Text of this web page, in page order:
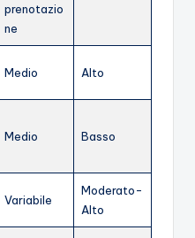
prenotazio
ne
Medio Alto
Medio Basso
Variabile
Moderato-
Alto